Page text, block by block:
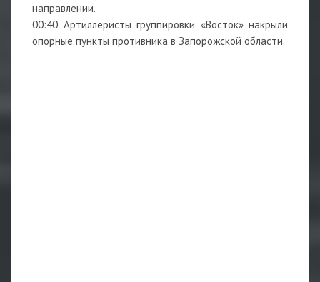
направлении.
00:40 Артиллеристы группировки «Восток» накрыли
опорные пункты противника в Запорожской области.